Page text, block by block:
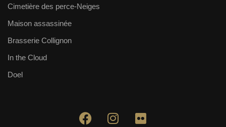
Cimetière des perce-Neiges
Maison assassinée
Brasserie Collignon
In the Cloud
Doel